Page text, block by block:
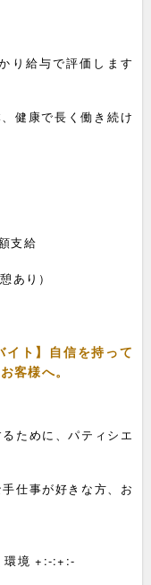
り給与で評価します
健康で長く働き続け
支給
り）
イト】自信を持って
客様へ。
ために、パティシエ
仕事が好きな方、お
環境 +:-:+:-